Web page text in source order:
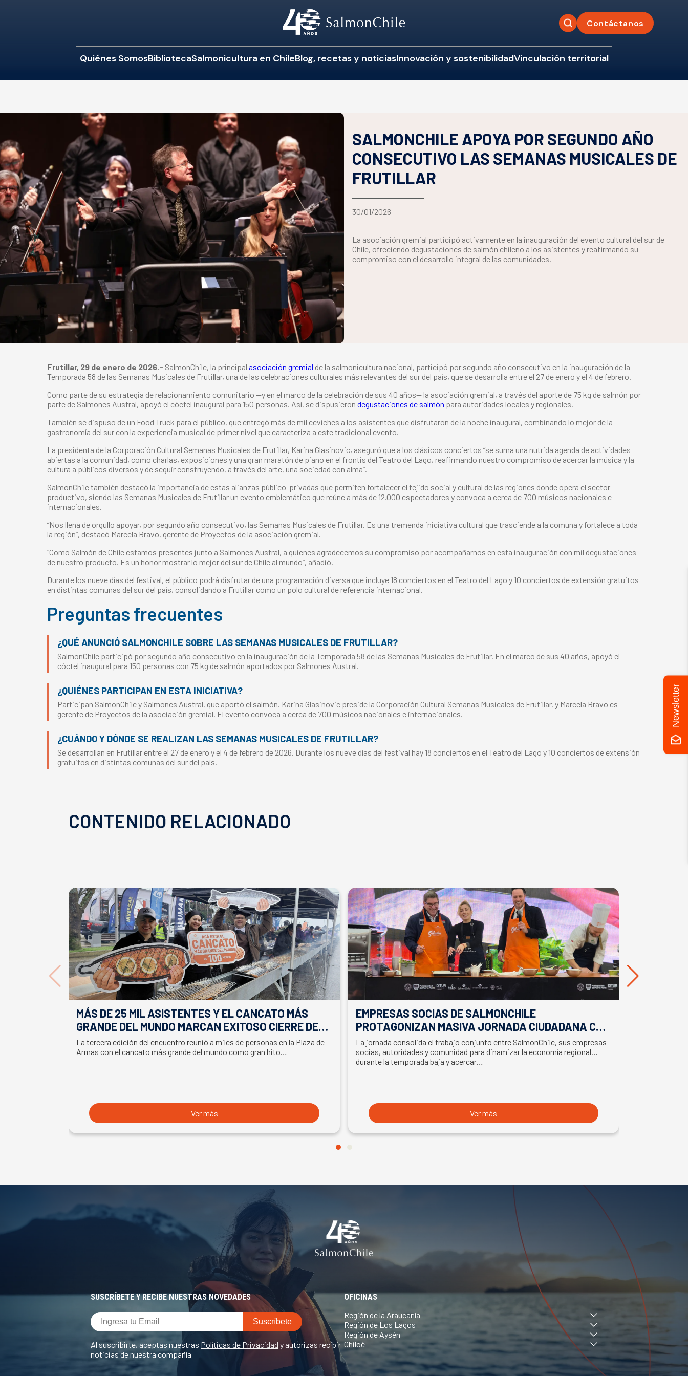
Contáctanos
Quiénes SomosBibliotecaSalmonicultura en ChileBlog, recetas y noticiasInnovación y sostenibilidadVinculación territorial
SALMONCHILE APOYA POR SEGUNDO AÑO
CONSECUTIVO LAS SEMANAS MUSICALES DE
FRUTILLAR
30/01/2026
La asociación gremial participó activamente en la inauguración del evento cultural del sur de
Chile, ofreciendo degustaciones de salmón chileno a los asistentes y reafirmando su
compromiso con el desarrollo integral de las comunidades.
Frutillar, 29 de enero de 2026.- SalmonChile, la principal asociación gremial de la salmonicultura nacional, participó por segundo año consecutivo en la inauguración de la
Temporada 58 de las Semanas Musicales de Frutillar, una de las celebraciones culturales más relevantes del sur del país, que se desarrolla entre el 27 de enero y el 4 de febrero.
Como parte de su estrategia de relacionamiento comunitario —y en el marco de la celebración de sus 40 años— la asociación gremial, a través del aporte de 75 kg de salmón por
parte de Salmones Austral, apoyó el cóctel inaugural para 150 personas. Así, se dispusieron degustaciones de salmón para autoridades locales y regionales.
También se dispuso de un Food Truck para el público, que entregó más de mil ceviches a los asistentes que disfrutaron de la noche inaugural, combinando lo mejor de la
gastronomía del sur con la experiencia musical de primer nivel que caracteriza a este tradicional evento.
La presidenta de la Corporación Cultural Semanas Musicales de Frutillar, Karina Glasinovic, aseguró que a los clásicos conciertos “se suma una nutrida agenda de actividades
abiertas a la comunidad, como charlas, exposiciones y una gran maratón de piano en el frontis del Teatro del Lago, reafirmando nuestro compromiso de acercar la música y la
cultura a públicos diversos y de seguir construyendo, a través del arte, una sociedad con alma”.
SalmonChile también destacó la importancia de estas alianzas público-privadas que permiten fortalecer el tejido social y cultural de las regiones donde opera el sector
productivo, siendo las Semanas Musicales de Frutillar un evento emblemático que reúne a más de 12.000 espectadores y convoca a cerca de 700 músicos nacionales e
internacionales.
“Nos llena de orgullo apoyar, por segundo año consecutivo, las Semanas Musicales de Frutillar. Es una tremenda iniciativa cultural que trasciende a la comuna y fortalece a toda
la región”, destacó Marcela Bravo, gerente de Proyectos de la asociación gremial.
“Como Salmón de Chile estamos presentes junto a Salmones Austral, a quienes agradecemos su compromiso por acompañarnos en esta inauguración con mil degustaciones
de nuestro producto. Es un honor mostrar lo mejor del sur de Chile al mundo”, añadió.
Durante los nueve días del festival, el público podrá disfrutar de una programación diversa que incluye 18 conciertos en el Teatro del Lago y 10 conciertos de extensión gratuitos
en distintas comunas del sur del país, consolidando a Frutillar como un polo cultural de referencia internacional.
Preguntas frecuentes
¿QUÉ ANUNCIÓ SALMONCHILE SOBRE LAS SEMANAS MUSICALES DE FRUTILLAR?
SalmonChile participó por segundo año consecutivo en la inauguración de la Temporada 58 de las Semanas Musicales de Frutillar. En el marco de sus 40 años, apoyó el
cóctel inaugural para 150 personas con 75 kg de salmón aportados por Salmones Austral.
¿QUIÉNES PARTICIPAN EN ESTA INICIATIVA?
Participan SalmonChile y Salmones Austral, que aportó el salmón. Karina Glasinovic preside la Corporación Cultural Semanas Musicales de Frutillar, y Marcela Bravo es
gerente de Proyectos de la asociación gremial. El evento convoca a cerca de 700 músicos nacionales e internacionales.
¿CUÁNDO Y DÓNDE SE REALIZAN LAS SEMANAS MUSICALES DE FRUTILLAR?
Se desarrollan en Frutillar entre el 27 de enero y el 4 de febrero de 2026. Durante los nueve días del festival hay 18 conciertos en el Teatro del Lago y 10 conciertos de extensión
gratuitos en distintas comunas del sur del país.
CONTENIDO RELACIONADO
MÁS DE 25 MIL ASISTENTES Y EL CANCATO MÁS
GRANDE DEL MUNDO MARCAN EXITOSO CIERRE DE
LA SEMANA DEL SALMÓN
La tercera edición del encuentro reunió a miles de personas en la Plaza de
Armas con el cancato más grande del mundo como gran hito…
Ver más
EMPRESAS SOCIAS DE SALMONCHILE
PROTAGONIZAN MASIVA JORNADA CIUDADANA CON
LA PARTICIPACIÓN DEL BIMINISTRO DE ECONOMÍA
EN SEMANA DEL SALMÓN
La jornada consolida el trabajo conjunto entre SalmonChile, sus empresas
socias, autoridades y comunidad para dinamizar la economía regional
durante la temporada baja y acercar…
Ver más
SUSCRÍBETE Y RECIBE NUESTRAS NOVEDADES
Al suscribirte, aceptas nuestras Políticas de Privacidad y autorizas recibir
noticias de nuestra compañía
OFICINAS
Región de la Araucanía
Región de Los Lagos
Región de Aysén
Chiloé
Newsletter